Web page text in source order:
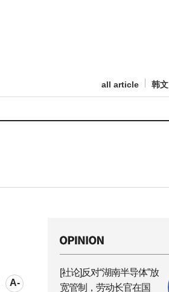
all article 韩文
A-
[社论]反对“湖南半导体”放
宽管制，劳动长官在国